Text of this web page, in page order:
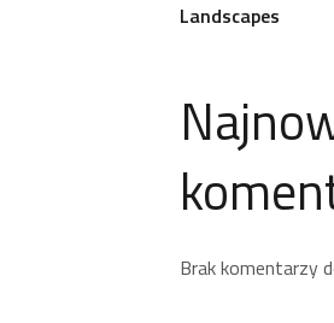
Landscapes
Brak komentarzy